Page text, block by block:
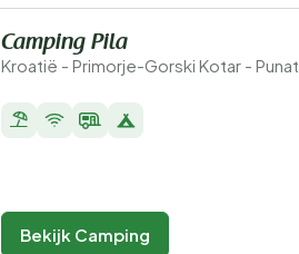
Camping Pila
Kroatië - Primorje-Gorski Kotar - Punat
Bekijk Camping